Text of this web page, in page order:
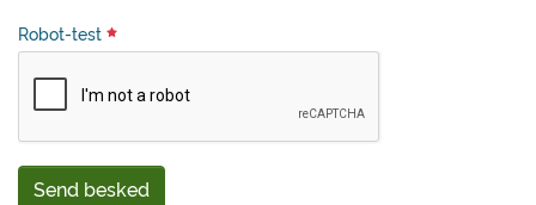
Robot-test
Send besked